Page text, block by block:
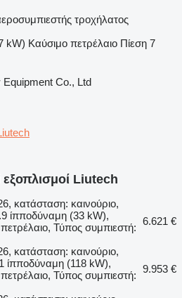
τροχήλατος
kW) Καύσιμο πετρέλαιο Πίεση 7
Co., Ltd
εξοπλισμοί Liutech
κατάσταση: καινούριο,
ίπποδύναμη (33 kW),
Τύπος συμπιεστή:
6.621 €
κατάσταση: καινούριο,
ίπποδύναμη (118 kW),
Τύπος συμπιεστή:
9.953 €